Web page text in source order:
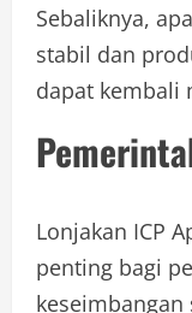
Sebaliknya,
stabil dan
dapat kembali
Lonjakan ICP
penting bagi